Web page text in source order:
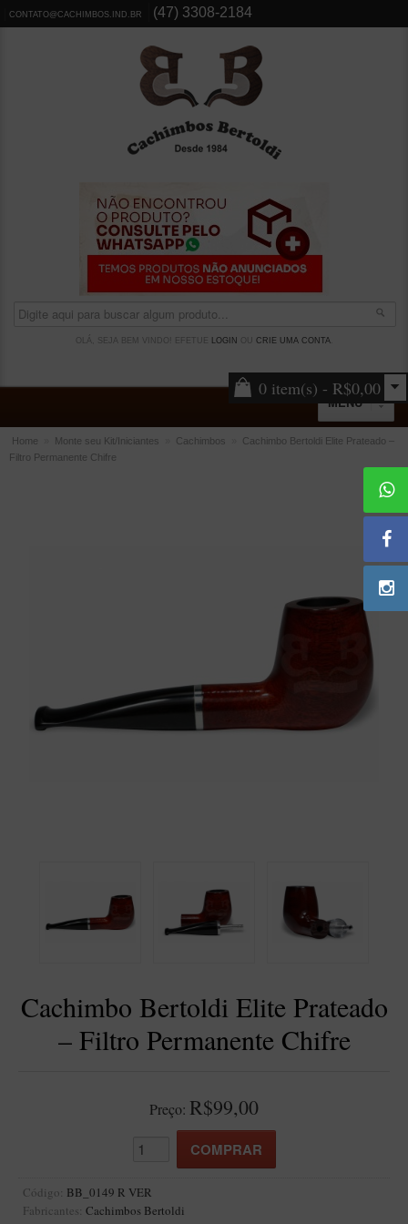
CONTATO@CACHIMBOS.IND.BR (47) 3308-2184
OLÁ, SEJA BEM VINDO! EFETUE LOGIN CRIE UMA CONTA.
0 item(s) - R$0,00
MENU
ACESSÓRIOS
Bolsas para Cachimbo
Cinzeiros
Blends Para Enrolar
Doctor Pipe
LINHA IDELFONSO BERTOLDI
Home Monte seu Kit/Iniciantes Cachimbos
Cachimbo Bertoldi Elite Prateado –
Filtro Permanente Chifre
Cachimbo Bertoldi Elite Prateado
– Filtro Permanente Chifre
Preço: R$99,00
Código: BB_0149 R VER
Fabricantes: Cachimbos Bertoldi